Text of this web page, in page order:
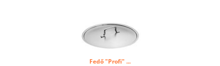
Fedő "Profi" ...